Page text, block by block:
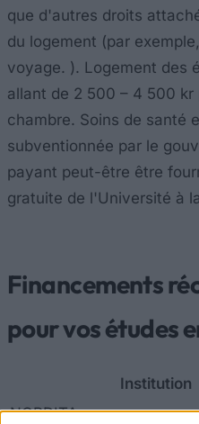
que d'autres droits
du logement (par
voyage. ). Logement des
allant de 2 500 – 4 500 kr
chambre. Soins de santé
subventionnée par le
payant peut-être être
gratuite de l'Université à
Financements
pour vos études
Institution
NORDITA